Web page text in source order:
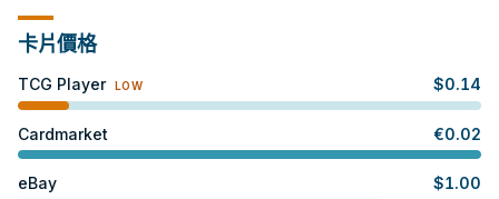
卡片價格
TCG Player LOW $0.14
Cardmarket €0.02
eBay $1.00